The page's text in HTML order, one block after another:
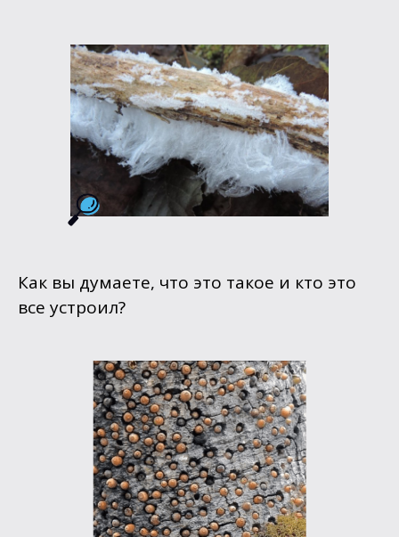
Как вы думаете, что это такое и кто это
все устроил?